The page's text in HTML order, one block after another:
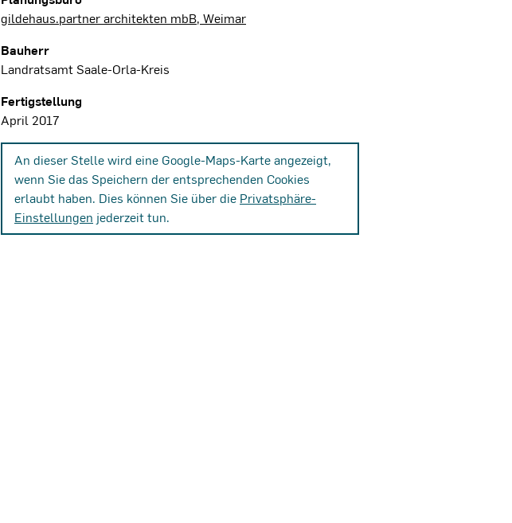
gildehaus.partner architekten mbB, Weimar
Bauherr
Landratsamt Saale-Orla-Kreis
Fertigstellung
April 2017
An dieser Stelle wird eine Google-Maps-Karte angezeigt,
wenn Sie das Speichern der entsprechenden Cookies
erlaubt haben. Dies können Sie über die Privatsphäre-
Einstellungen jederzeit tun.